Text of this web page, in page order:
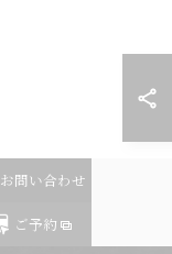
お問い合わせ
ご予約